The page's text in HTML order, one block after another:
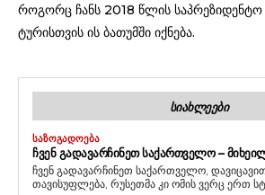
როგორც ჩანს 2018 წლის საპრეზიდენტო
ტურისთვის ის ბათუმში იქნება.
ᲡᲘᲐᲮᲚᲔᲔᲑᲘ
ᲡᲐᲖᲝᲒᲐᲓᲝᲔᲑᲐ
ᲩᲕᲔᲜ ᲒᲐᲓᲐᲕᲐᲠᲩᲘᲜᲔᲗ ᲡᲐᲥᲐᲠᲗᲕᲔᲚᲝ –
ჩვენ გადავარჩინეთ საქართველო,
თავისუფლება, რუსეთმა კი ომის ვერც ერთ